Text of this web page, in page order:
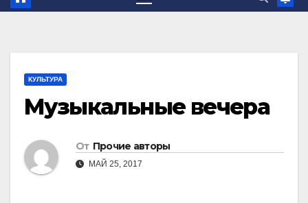
КУЛЬТУРА
Музыкальные вечера
От Прочие авторы
МАЙ 25, 2017